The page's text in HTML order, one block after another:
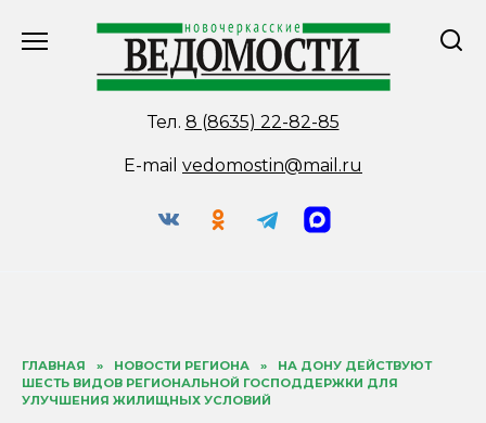
Тел. 8 (8635) 22-82-85
E-mail vedomostin@mail.ru
ГЛАВНАЯ » НОВОСТИ РЕГИОНА »
НА ДОНУ ДЕЙСТВУЮТ
ШЕСТЬ ВИДОВ РЕГИОНАЛЬНОЙ ГОСПОДДЕРЖКИ ДЛЯ
УЛУЧШЕНИЯ ЖИЛИЩНЫХ УСЛОВИЙ